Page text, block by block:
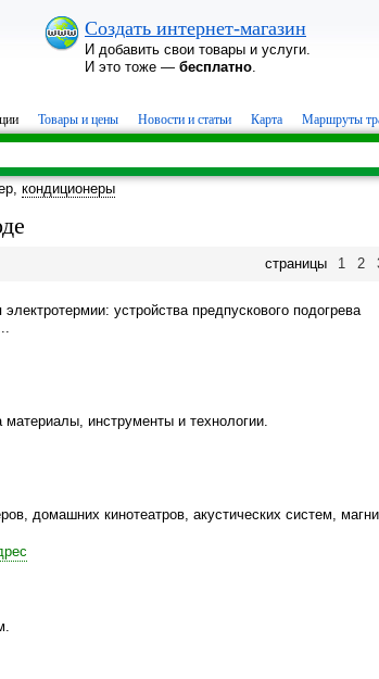
Создать интернет-магазин
И добавить свои товары и услуги.
И это тоже — бесплатно.
Товары и цены Новости и статьи Карта Маршруты
кондиционеры
страницы 1 2
устройства предпускового подогрева
инструменты и технологии.
домашних кинотеатров, акустических систем,